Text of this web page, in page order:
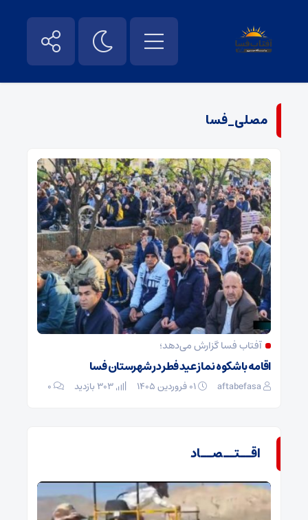
مصلی_فسا
آفتاب فسا گزارش می‌دهد؛
اقامه باشکوه نماز عید فطر در شهرستان فسا
aftabefasa ۰
اقــتــصــاد